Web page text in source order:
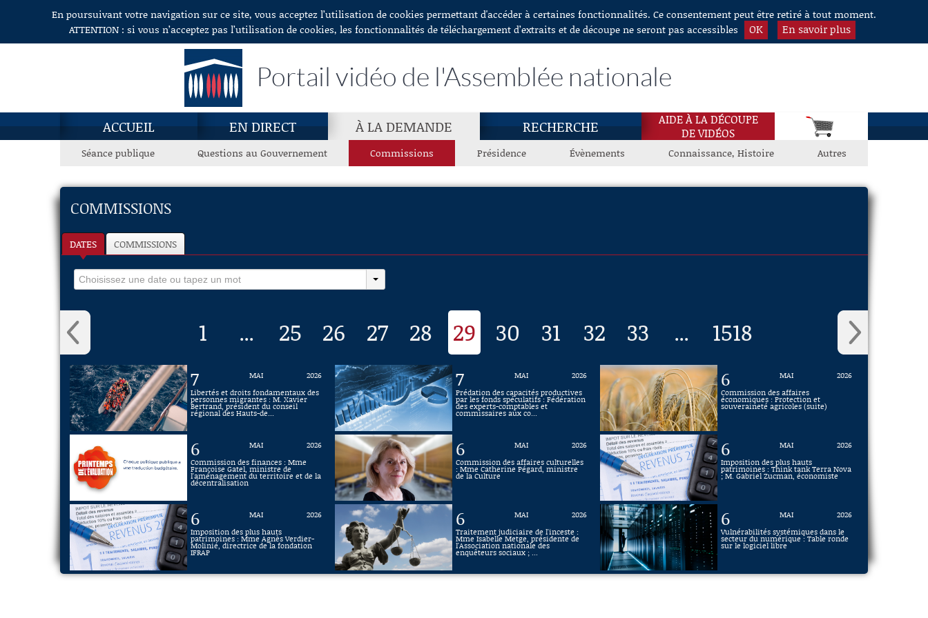
Aller au contenuEn poursuivant votre navigation sur ce site, vous acceptez l’utilisation de cookies permettant d'accéder à certaines fonctionnalités. Ce consentement peut être retiré à tout moment.
ATTENTION : si vous n’acceptez pas l’utilisation de cookies, les fonctionnalités de téléchargement d’extraits et de découpe ne seront pas accessibles
OK En savoir plus
Portail vidéo de l'Assemblée nationale
ACCUEIL EN DIRECT À LA DEMANDE RECHERCHE
AIDE À LA DÉCOUPE
DE VIDÉOS
Séance publique Questions au Gouvernement Commissions Présidence Évènements Connaissance, Histoire Autres
COMMISSIONS
DATES COMMISSIONS
1 ... 25 26 27 28 29 30 31 32 33 ... 1518
7 MAI
2026
Libertés et droits fondamentaux des
personnes migrantes : M. Xavier
Bertrand, président du conseil
régional des Hauts-de...
7 MAI
2026
Prédation des capacités productives
par les fonds spéculatifs : Fédération
des experts-comptables et
commissaires aux co...
6 MAI
2026
Commission des affaires
économiques : Protection et
souveraineté agricoles (suite)
6 MAI
2026
Commission des finances : Mme
Françoise Gatel, ministre de
l'aménagement du territoire et de la
décentralisation
6 MAI
2026
Commission des affaires culturelles
: Mme Catherine Pégard, ministre
de la Culture
6 MAI
2026
Imposition des plus hauts
patrimoines : Think tank Terra Nova
; M. Gabriel Zucman, économiste
6 MAI
2026
Imposition des plus hauts
patrimoines : Mme Agnès Verdier-
Molinié, directrice de la fondation
IFRAP
6 MAI
2026
Traitement judiciaire de l'inceste :
Mme Isabelle Metge, présidente de
l'Association nationale des
enquêteurs sociaux ; ...
6 MAI
2026
Vulnérabilités systémiques dans le
secteur du numérique : Table ronde
sur le logiciel libre